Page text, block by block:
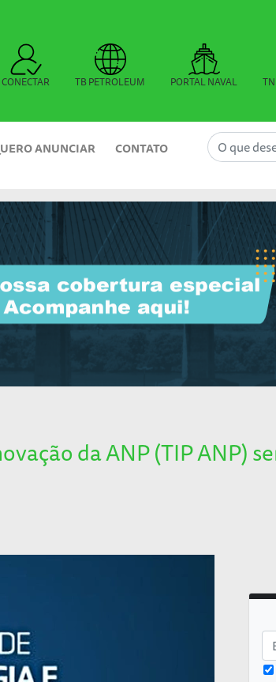
CONECTAR TB PETROLEUM PORTAL NAVAL
ANUNCIAR CONTATO
da ANP (TIP ANP)